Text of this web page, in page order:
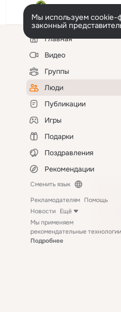
Мы используем cookie-
законный
Левая
колонкаГлавная
Видео
Группы
Люди
Публикации
Игры
Подарки
Поздравления
Рекомендации
Сменить язык
Рекламодателям Помощь
Новости Ещё
Мы применяем
рекомендательные технологии
Подробнее